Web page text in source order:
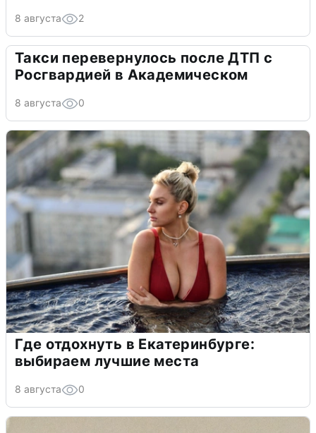
8 августа 2
Такси перевернулось после ДТП с
Росгвардией в Академическом
8 августа 0
Где отдохнуть в Екатеринбурге:
выбираем лучшие места
8 августа 0